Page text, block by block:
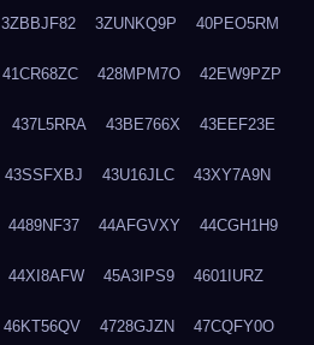
3ZBBJF82 3ZUNKQ9P 40PEO5RM
41CR68ZC 428MPM7O 42EW9PZP
437L5RRA 43BE766X 43EEF23E
43SSFXBJ 43U16JLC 43XY7A9N
4489NF37 44AFGVXY 44CGH1H9
44XI8AFW 45A3IPS9 4601IURZ
46KT56QV 4728GJZN 47CQFY0O